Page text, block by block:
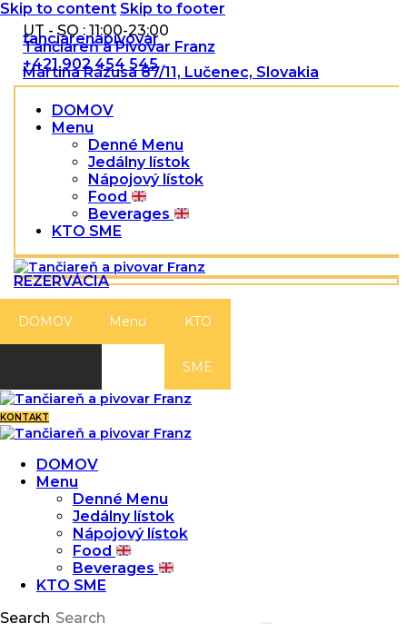
Skip to content Skip to footer
UT - SO : 11:00-23:00
tanciarenapivovar
Tančiareň a Pivovar Franz
+421 902 454 545
Martina Rázusa 87/11, Lučenec, Slovakia
DOMOV
Menu
Denné Menu
Jedálny lístok
Nápojový lístok
Food
Beverages
KTO SME
REZERVÁCIA
DOMOV Menu KTO
SME
KONTAKT
DOMOV
Menu
Denné Menu
Jedálny lístok
Nápojový lístok
Food
Beverages
KTO SME
Search